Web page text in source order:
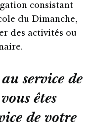
consistant
du Dimanche,
des activités ou
service de
êtes
de votre